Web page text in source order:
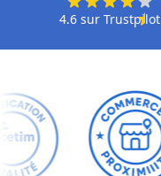
4.6 sur Trustpilot